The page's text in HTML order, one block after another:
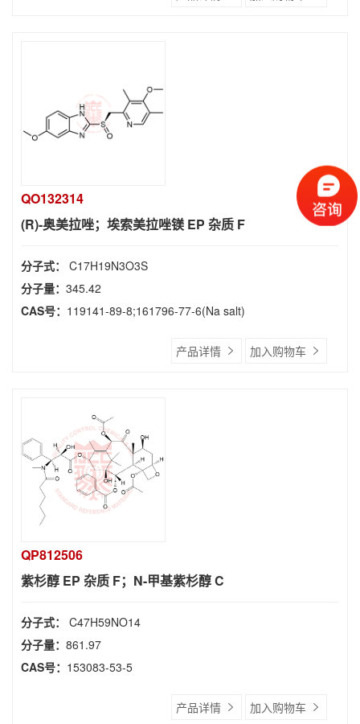
QO132314
(R)-奥美拉唑；埃索美拉唑镁 EP 杂质 F
分子式： C17H19N3O3S
分子量： 345.42
CAS号： 119141-89-8;161796-77-6(Na salt)
产品详情 加入购物车
QP812506
紫杉醇 EP 杂质 F；N-甲基紫杉醇 C
分子式： C47H59NO14
分子量： 861.97
CAS号： 153083-53-5
产品详情 加入购物车